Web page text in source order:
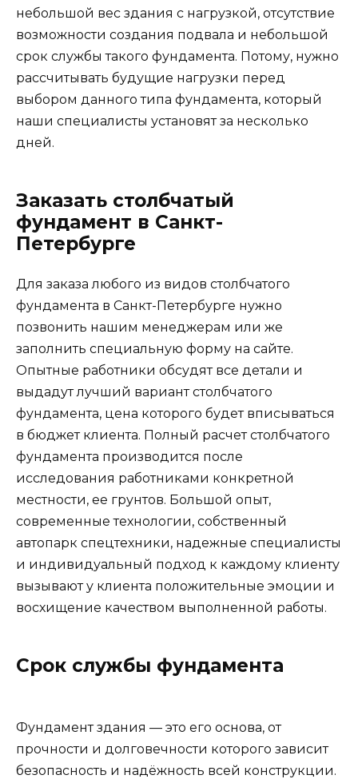
небольшой вес здания с нагрузкой, отсутствие
возможности создания подвала и небольшой
срок службы такого фундамента. Потому, нужно
рассчитывать будущие нагрузки перед
выбором данного типа фундамента, который
наши специалисты установят за несколько
дней.
Заказать столбчатый
фундамент в Санкт-
Петербурге
Для заказа любого из видов столбчатого
фундамента в Санкт-Петербурге нужно
позвонить нашим менеджерам или же
заполнить специальную форму на сайте.
Опытные работники обсудят все детали и
выдадут лучший вариант столбчатого
фундамента, цена которого будет вписываться
в бюджет клиента. Полный расчет столбчатого
фундамента производится после
исследования работниками конкретной
местности, ее грунтов. Большой опыт,
современные технологии, собственный
автопарк спецтехники, надежные специалисты
и индивидуальный подход к каждому клиенту
вызывают у клиента положительные эмоции и
восхищение качеством выполненной работы.
Срок службы фундамента
Фундамент здания — это его основа, от
прочности и долговечности которого зависит
безопасность и надёжность всей конструкции.